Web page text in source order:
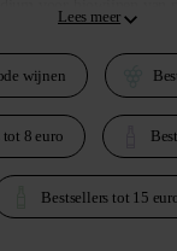
verschillen, maar over
uitstekende smaak
! Dus
en laat ons vooral
Lees meer
wijnen
tot 8 euro
Bestsellers tot 15